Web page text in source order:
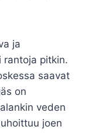
ja
rantoja pitkin.
saavat
on
veden
joen